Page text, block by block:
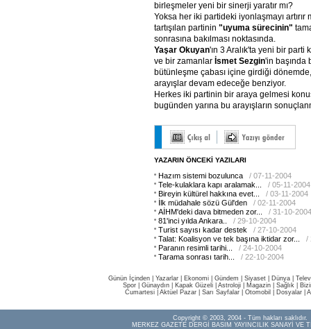
birleşmeler yeni bir sinerji yaratır mı?
Yoksa her iki partideki iyonlaşmayı artırır
tartışılan partinin "uyuma sürecinin"
sonrasına bakılması noktasında.
Yaşar Okuyan'ın 3 Aralık'ta yeni bir
ve bir zamanlar İsmet Sezgin'in başında
bütünleşme çabası içine girdiği
arayışlar devam edeceğe benziyor.
Herkes iki partinin bir araya gelmesi
bugünden yarına bu arayışların
YAZARIN ÖNCEKİ YAZILARI
Hazım sistemi bozulunca
/ 07-11-2004
Tele-kulaklara kapı aralamak...
/ 05-11-2004
Bireyin kültürel hakkına evet...
/ 03-11-2004
İlk müdahale sözü Gül'den
/ 02-11-2004
AİHM'deki dava bitmeden zor...
/ 31-10-2004
81'inci yılda Ankara..
/ 29-10-2004
Turist sayısı kadar destek
/ 27-10-2004
Talat: Koalisyon ve tek başına iktidar zor...
/
Paranın resimli tarihi...
/ 24-10-2004
Tarama sonrası tarih...
/ 22-10-2004
Günün İçinden Yazarlar Ekonomi Gündem Siyaset Dünya |
Spor
Günaydın Kapak Güzeli Astroloji Magazin Sağlık
Cumartesi| Aktüel Pazar| Sarı Sayfalar| Otomobil Dosyalar|
Copyright © 2003, 2004 - Tüm hakları saklıdır.
MERKEZ GAZETE DERGİ BASIM YAYINCILIK SANAYİ VE